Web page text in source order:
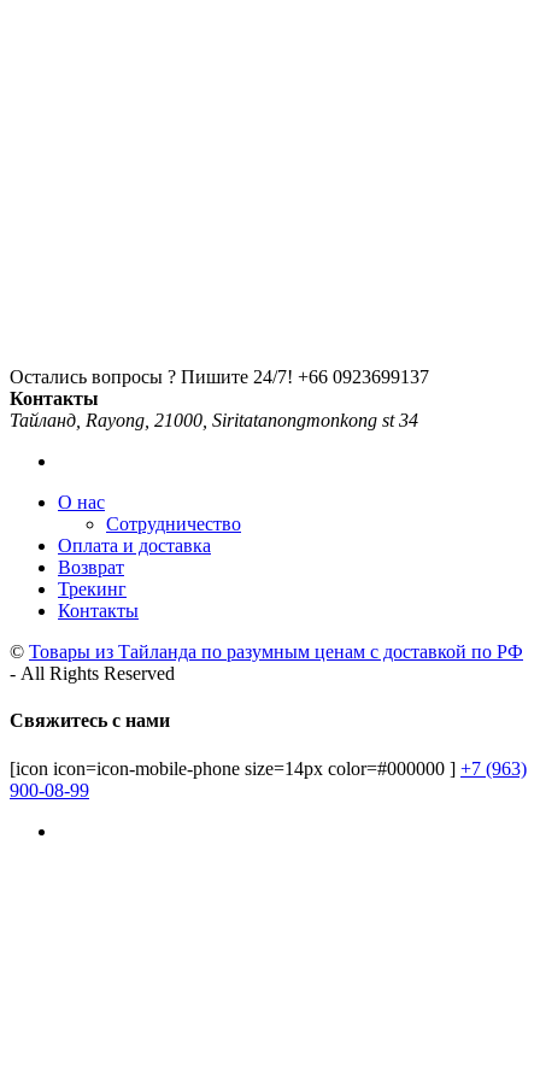
Остались вопросы ? Пишите 24/7! +66 0923699137
Контакты
Тайланд, Rayong, 21000, Siritatanongmonkong st 34
О нас
Сотрудничество
Оплата и доставка
Возврат
Трекинг
Контакты
© Товары из Тайланда по разумным ценам с доставкой по РФ
- All Rights Reserved
Свяжитесь с нами
[icon icon=icon-mobile-phone size=14px color=#000000 ] +7 (963)
900-08-99